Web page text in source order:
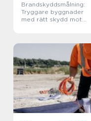
Brandskyddsmålning:
Tryggare byggnader
med rätt skydd mot